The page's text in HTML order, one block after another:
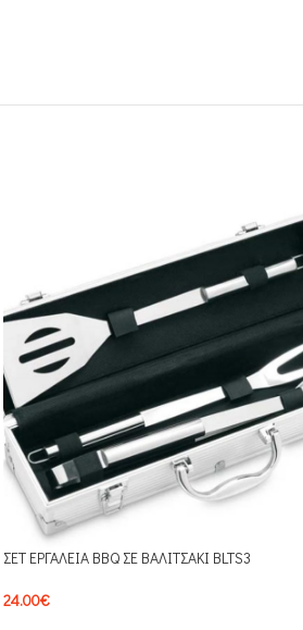
ΣΕΤ ΕΡΓΑΛΕΙΑ BBQ ΣΕ ΒΑΛΙΤΣΑΚΙ BLTS3
24.00€